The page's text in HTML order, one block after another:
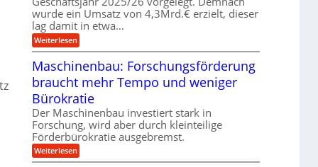
u
n
g
e
n
B
S
C
L
w
e
i
t
e
r
e
n
f
r
e
i
e
H
b
r
i
d
-
K
u
g
wurde ein Umsatz von 4,3Mrd.€ erzielt, dieser
lag damit in etwa…
Weiterlesen:
T
u
m
p
f
e
r
z
i
e
l
Maschinenbau: Forschungsförderung
braucht mehr Tempo und weniger
Bürokratie
Der Maschinenbau investiert stark in
Forschung, wird aber durch kleinteilige
Förderbürokratie ausgebremst.
Weiterlesen:
M